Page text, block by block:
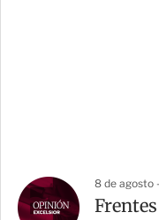
8 de agosto